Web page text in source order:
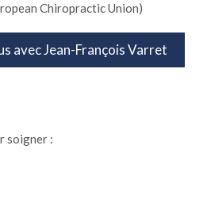
Chiropractic Union)
avec Jean-François Varret
soigner :